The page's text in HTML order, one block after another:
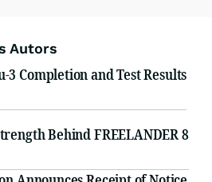
Autors
3 Completion and Test Results
Behind FREELANDER 8